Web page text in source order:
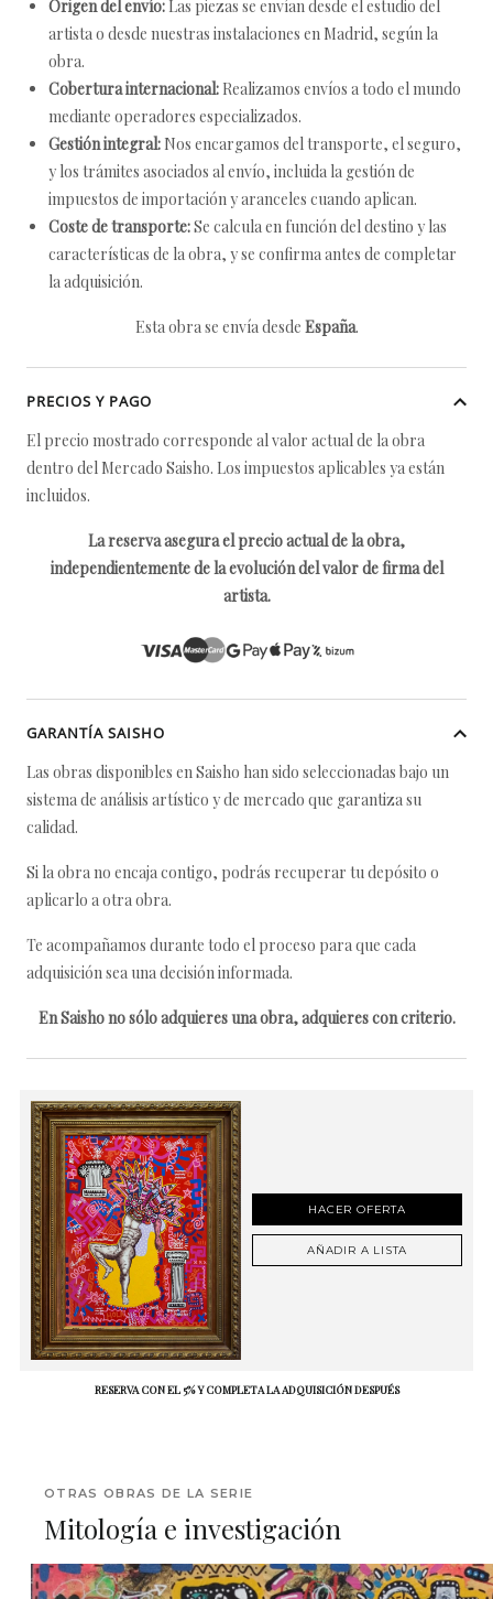
Origen del envío: Las piezas se envían desde el estudio del
artista o desde nuestras instalaciones en Madrid, según la
obra.
Cobertura internacional: Realizamos envíos a todo el mundo
mediante operadores especializados.
Gestión integral: Nos encargamos del transporte, el seguro,
y los trámites asociados al envío, incluida la gestión de
impuestos de importación y aranceles cuando aplican.
Coste de transporte:Se calcula en función del destino y las
características de la obra, y se confirma antes de completar
la adquisición.
Esta obra se envía desde España.
PRECIOS Y PAGO
El precio mostrado corresponde al valor actual de la obra
dentro del Mercado Saisho. Los impuestos aplicables ya están
incluidos.
La reserva asegura el precio actual de la obra,
independientemente de la evolución del valor de firma del
artista.
GARANTÍA SAISHO
Las obras disponibles en Saisho han sido seleccionadas bajo un
sistema de análisis artístico y de mercado que garantiza su
calidad.
Si la obra no encaja contigo, podrás recuperar tu depósito o
aplicarlo a otra obra.
Te acompañamos durante todo el proceso para que cada
adquisición sea una decisión informada.
En Saisho no sólo adquieres una obra, adquieres con criterio.
HACER OFERTA
AÑADIR A LISTA
RESERVA CON EL 5% Y COMPLETA LA ADQUISICIÓN DESPUÉS
OTRAS OBRAS DE LA SERIE
Mitología e investigación